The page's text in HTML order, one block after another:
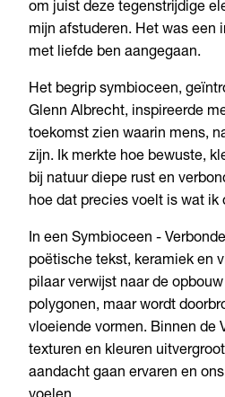
om juist deze tegenstrijdige
mijn afstuderen. Het was een
met liefde ben aangegaan.
Het begrip symbioceen,
Glenn Albrecht, inspireerde
toekomst zien waarin mens,
zijn. Ik merkte hoe bewuste,
bij natuur diepe rust en
hoe dat precies voelt is wat ik
In een Symbioceen -
poëtische tekst, keramiek en
pilaar verwijst naar de
polygonen, maar wordt
vloeiende vormen. Binnen de
texturen en kleuren
aandacht gaan ervaren en